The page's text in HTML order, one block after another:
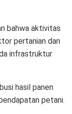
bahwa aktivitas
pertanian dan
infrastruktur
hasil panen
petani.